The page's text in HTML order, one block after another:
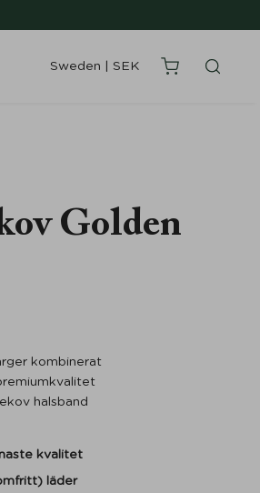
Sweden SEK
Golden
kombinerat
halsband
kvalitet
läder